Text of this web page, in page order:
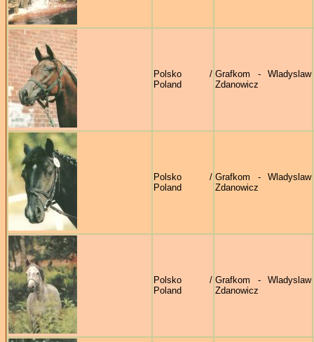
Polsko /
Poland
Grafkom - Wladyslaw
Zdanowicz
Polsko /
Poland
Grafkom - Wladyslaw
Zdanowicz
Polsko /
Poland
Grafkom - Wladyslaw
Zdanowicz